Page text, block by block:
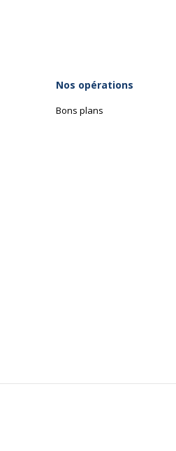
Nos opérations
Bons plans